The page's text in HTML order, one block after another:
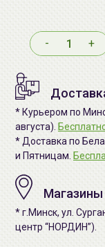
- +
* Курьером по
августа).
* Доставка по
и Пятницам.
* г.Минск, ул.
центр “НОРДИН”).